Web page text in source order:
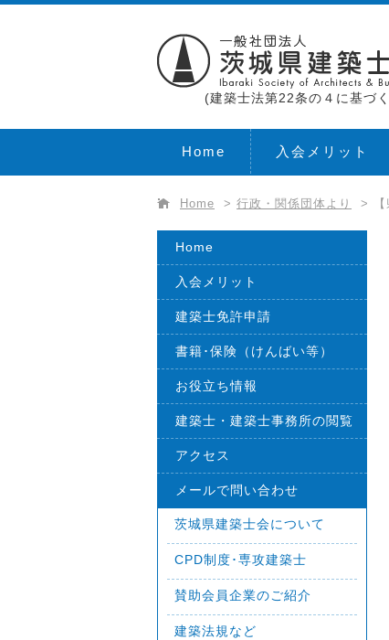
(建築士法第22条の４に基づ
Home 入会メリット
Home > 行政・関係団体より >
Home
入会メリット
建築士免許申請
書籍･保険（けんばい等）
お役立ち情報
建築士・建築士事務所の閲覧
アクセス
メールで問い合わせ
茨城県建築士会について
CPD制度･専攻建築士
賛助会員企業のご紹介
建築法規など